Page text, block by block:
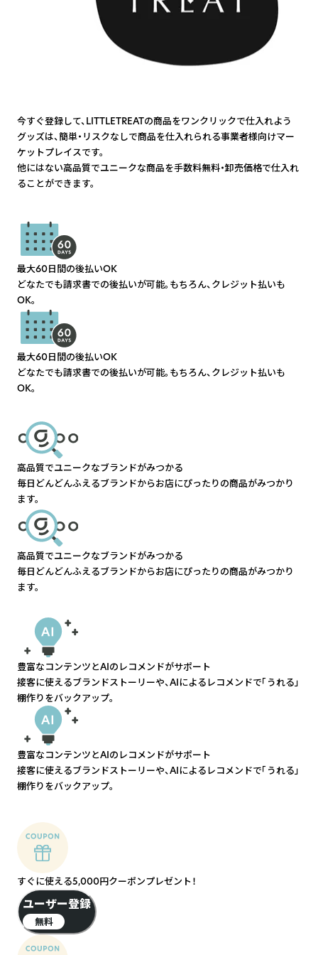
今すぐ登録して、LITTLETREATの商品をワンクリックで仕入れよう
グッズは、簡単・リスクなしで商品を仕入れられる事業者様向けマー
ケットプレイスです。
他にはない高品質でユニークな商品を手数料無料・卸売価格で仕入れ
ることができます。
最大60日間の後払いOK
どなたでも請求書での後払いが可能。もちろん、クレジット払いも
OK。
最大60日間の後払いOK
どなたでも請求書での後払いが可能。もちろん、クレジット払いも
OK。
高品質でユニークなブランドがみつかる
毎日どんどんふえるブランドからお店にぴったりの商品がみつかり
ます。
高品質でユニークなブランドがみつかる
毎日どんどんふえるブランドからお店にぴったりの商品がみつかり
ます。
豊富なコンテンツとAIのレコメンドがサポート
接客に使えるブランドストーリーや、AIによるレコメンドで「うれる」
棚作りをバックアップ。
豊富なコンテンツとAIのレコメンドがサポート
接客に使えるブランドストーリーや、AIによるレコメンドで「うれる」
棚作りをバックアップ。
すぐに使える5,000円クーポンプレゼント！
ユーザー登録
無料